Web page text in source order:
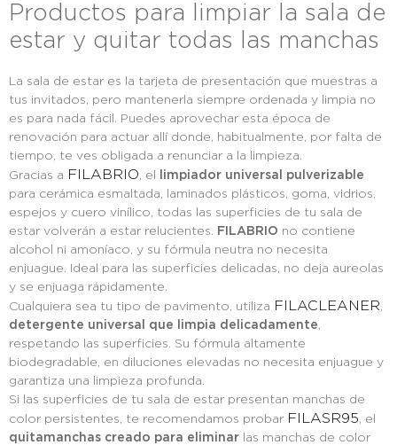
Productos para limpiar la sala de
estar y quitar todas las manchas
La sala de estar es la tarjeta de presentación que muestras a
tus invitados, pero mantenerla siempre ordenada y limpia no
es para nada fácil. Puedes aprovechar esta época de
renovación para actuar allí donde, habitualmente, por falta de
tiempo, te ves obligada a renunciar a la limpieza.
Gracias a FILABRIO , el
limpiador universal pulverizable
para cerámica esmaltada, laminados plásticos, goma, vidrios,
espejos y cuero vinílico, todas las superficies de tu sala de
estar volverán a estar relucientes.
FILABRIO no contiene
alcohol ni amoníaco, y su fórmula neutra no necesita
enjuague. Ideal para las superficies delicadas, no deja aureolas
y se enjuaga rápidamente.
Cualquiera sea tu tipo de pavimento, utiliza FILACLEANER
detergente universal que limpia delicadamente
respetando las superficies. Su fórmula altamente
biodegradable, en diluciones elevadas no necesita enjuague y
garantiza una limpieza profunda.
Si las superficies de tu sala de estar presentan manchas de
color persistentes, te recomendamos probar FILASR95 , el
quitamanchas creado para eliminar las manchas de color